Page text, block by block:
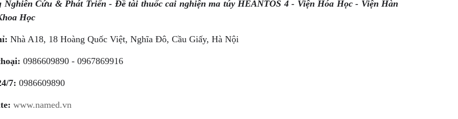
Nghiên Cứu & Phát Triển - Đề tài thuốc cai nghiện ma túy HEANTOS 4 - Viện Hóa Học - Viện Hàn
Học
Nhà A18, 18 Hoàng Quốc Việt, Nghĩa Đô, Cầu Giấy, Hà Nội
0986609890 - 0967869916
7: 0986609890
www.named.vn